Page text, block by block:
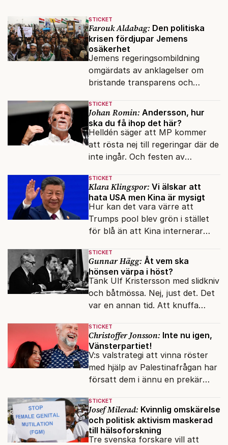
STICKET
Farouk Aldabag: Den politiska
krisen fördjupar Jemens
osäkerhet
Jemens regeringsombildning
omgärdats av anklagelser om
bristande transparens och
internationella biståndsmedel.
STICKET
Johan Romin: Andersson, hur
ska du få ihop det här?
Helldén säger att MP kommer
att rösta nej till regeringar där de
inte ingår. Och festen av
betalas med lån.
STICKET
Klara Klingspor: Vi älskar att
hata USA men Kina är mysigt
Hur kan det vara värre att
Trumps pool blev grön i stället
för blå än att Kina internerar
omskolningsläger?
STICKET
Gunnar Hägg: Åt vem ska
hönsen värpa i höst?
Tänk Ulf Kristersson med slidkniv
och båtmössa. Nej, just det. Det
var en annan tid. Att knuffa
otänkbart.
STICKET
Christoffer Jonsson: Inte nu igen,
Vänsterpartiet!
V:s valstrategi att vinna röster
med hjälp av Palestinafrågan har
försatt dem i ännu en prekär
terrorvurm.
STICKET
Josef Milerad: Kvinnlig omskärelse
och politisk aktivism maskerad
till hälsoforskning
Tre svenska forskare vill att